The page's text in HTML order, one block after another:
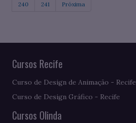
240 241 Próxima
Cursos Recife
Curso de Design de Animação - Recife
Curso de Design Gráfico - Recife
Cursos Olinda